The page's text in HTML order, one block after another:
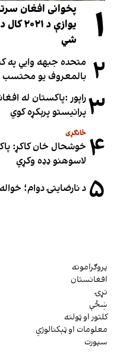
۱
پخوانی افغان
یوازې
شي
۲ متحده جبهه وايي په
بالمعروف یو محتسب
۳راپور :پاکستان له
پرانیستو پرېکړه کوي
۴ ځانګړی
خوشحال خان کاکړ:
لاسوهنو ډډه وکړي
۵ د نارضایتۍ دوام؛
پروګرامونه
افغانستان
نړۍ
ښځې
کلتور او ټولنه
معلومات او ټېکنالوژي
سپورت